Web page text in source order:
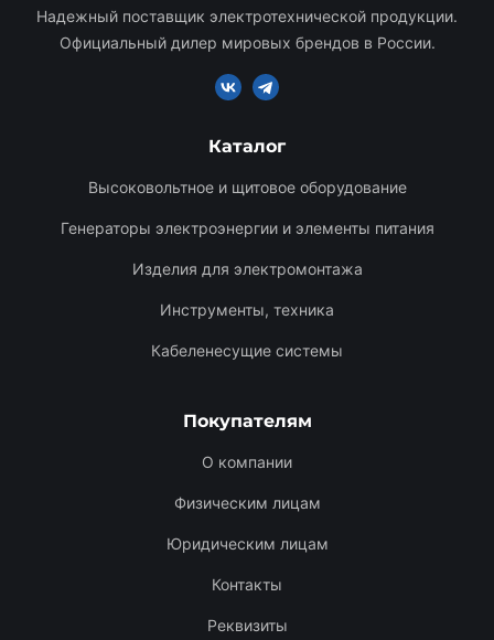
Надежный поставщик электротехнической продукции.
Официальный дилер мировых брендов в России.
Каталог
Высоковольтное и щитовое оборудование
Генераторы электроэнергии и элементы питания
Изделия для электромонтажа
Инструменты, техника
Кабеленесущие системы
Покупателям
О компании
Физическим лицам
Юридическим лицам
Контакты
Реквизиты